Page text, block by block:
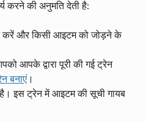
करने की अनुमति देती है:
करें और किसी आइटम को जोड़ने के
आपके द्वारा पूरी की गई ट्रेन
बनाएं।
है। इस ट्रेन में आइटम की सूची गायब